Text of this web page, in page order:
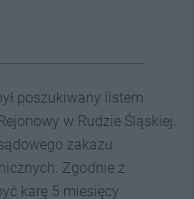
poszukiwany listem
w Rudzie Śląskiej.
zakazu
Zgodnie z
karę 5 miesięcy